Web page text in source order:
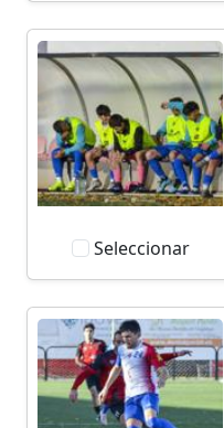
Seleccionar